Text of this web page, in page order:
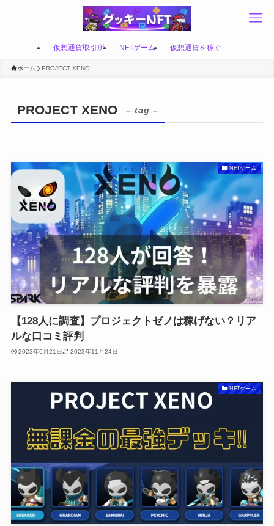
仮想通貨取引所 NFTゲーム 仮想通貨を稼ぐ
ホーム PROJECT XENO
PROJECT XENO – tag –
NFTゲーム
【128人に調査】プロジェクトゼノは稼げない？リア
ルな口コミ評判
2023年6月21日 2023年11月24日
NFTゲーム